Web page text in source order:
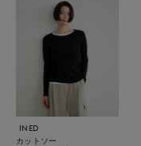
INED
カットソー